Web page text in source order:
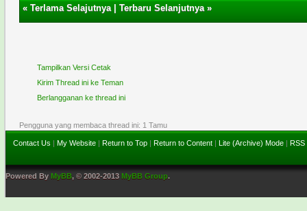
«Terlama Selajutnya|Terbaru Selanjutnya»
Tampilkan Versi Cetak
Kirim Thread ini ke Teman
Berlangganan ke thread ini
Pengguna yang membaca thread ini: 1 Tamu
Contact Us | My Website | Return to Top | Return to Content | Lite (Archive) Mode | RSS
Powered By MyBB, © 2002-2013 MyBB Group.